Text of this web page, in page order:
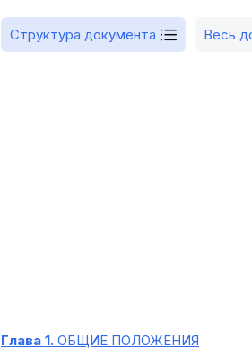
Структура документа Весь
Глава 1. ОБЩИЕ ПОЛОЖЕНИЯ